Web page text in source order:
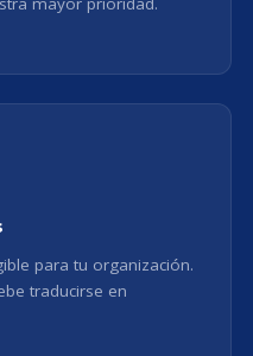
para tu organización.
traducirse en